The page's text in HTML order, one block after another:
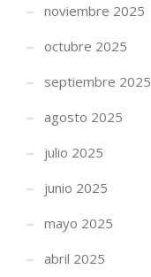
noviembre 2025
octubre 2025
septiembre 2025
agosto 2025
julio 2025
junio 2025
mayo 2025
abril 2025